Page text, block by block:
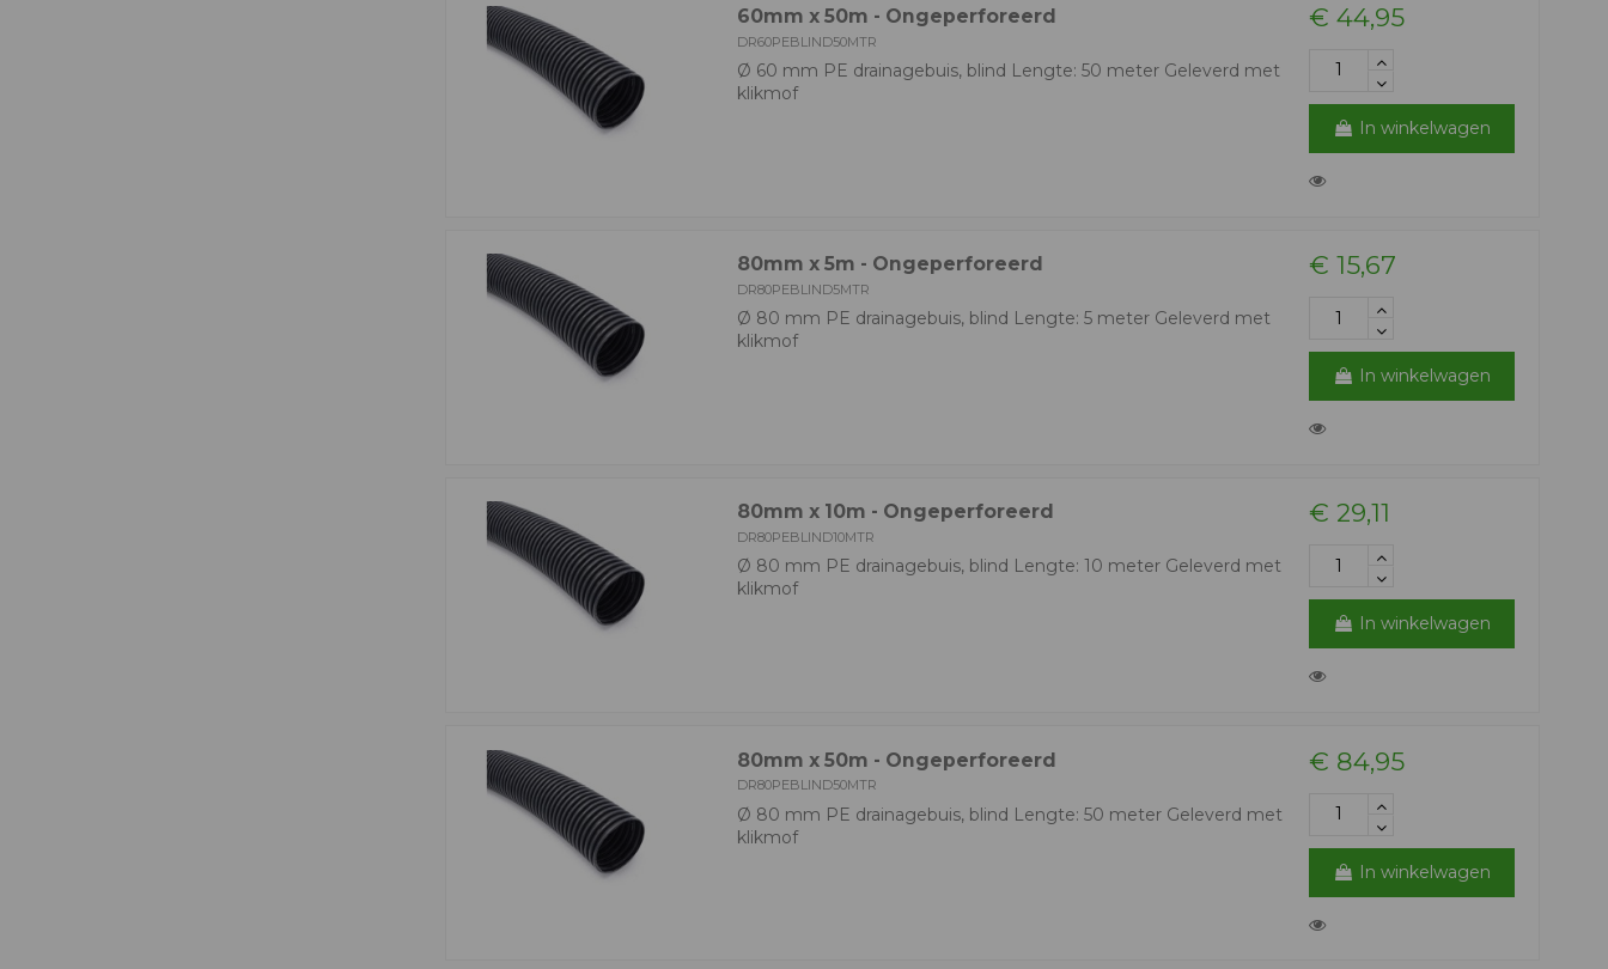
60mm x 50m - Ongeperforeerd
DR60PEBLIND50MTR
Ø 60 mm PE drainagebuis, blind Lengte: 50 meter Geleverd met
klikmof
€ 44,95
In winkelwagen
80mm x 5m - Ongeperforeerd
DR80PEBLIND5MTR
Ø 80 mm PE drainagebuis, blind Lengte: 5 meter Geleverd met
klikmof
€ 15,67
In winkelwagen
80mm x 10m - Ongeperforeerd
DR80PEBLIND10MTR
Ø 80 mm PE drainagebuis, blind Lengte: 10 meter Geleverd met
klikmof
€ 29,11
In winkelwagen
80mm x 50m - Ongeperforeerd
DR80PEBLIND50MTR
Ø 80 mm PE drainagebuis, blind Lengte: 50 meter Geleverd met
klikmof
€ 84,95
In winkelwagen